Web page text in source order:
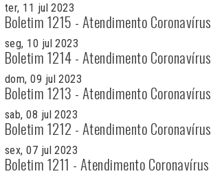
ter, 11 jul 2023
Boletim 1215 - Atendimento Coronavírus
seg, 10 jul 2023
Boletim 1214 - Atendimento Coronavírus
dom, 09 jul 2023
Boletim 1213 - Atendimento Coronavírus
sab, 08 jul 2023
Boletim 1212 - Atendimento Coronavírus
sex, 07 jul 2023
Boletim 1211 - Atendimento Coronavírus